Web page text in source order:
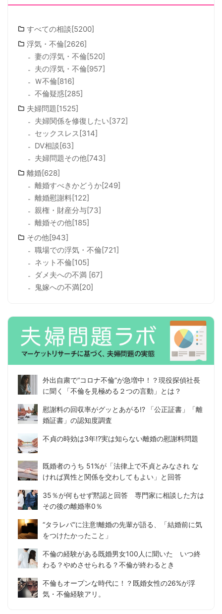
すべての相談[5200]
浮気・不倫[2626]
妻の浮気・不倫[520]
夫の浮気・不倫[957]
Ｗ不倫[816]
不倫疑惑[285]
夫婦問題[1525]
夫婦関係を修復したい[372]
セックスレス[314]
DV相談[63]
夫婦問題その他[743]
離婚[628]
離婚すべきかどうか[249]
離婚慰謝料[122]
親権・財産分与[73]
離婚その他[185]
その他[943]
職場での浮気・不倫[721]
ネット不倫[105]
ダメ夫への不満 [67]
鬼嫁への不満[20]
外出自粛で“コロナ不倫”が急増中！？現役探偵社長
に聞く「不倫を見極める２つの言動」とは？
慰謝料の回収率がグッとあがる!? 「公正証書」「離
婚証書」の認知度調査
不貞の時効は3年!?実は知らない離婚の慰謝料問題
既婚者のうち 51%が「法律上で不貞とみなされ な
ければ異性と関係を交わしてもよい」と回答
35％が何もせず黙認と回答 専門家に相談した方は
その後の離婚率0％
“タラレバ”に注意!離婚の先輩が語る、「結婚前に気
をつけたかったこと」
不倫の経験がある既婚男女100人に聞いた いつ終
わる？やめさせられる？不倫が終わるとき
不倫もオープンな時代に！？既婚女性の26%が浮
気・不倫経験アリ。